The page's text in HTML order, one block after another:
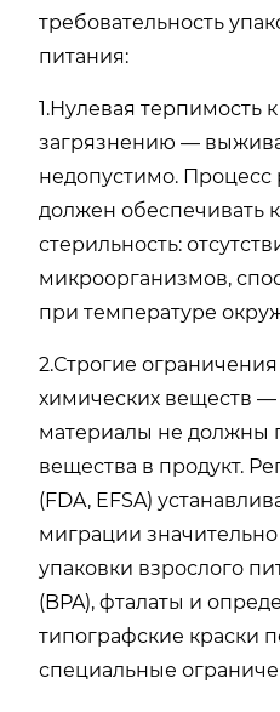
требовательность
питания:
1.Нулевая терпимость
загрязнению —
недопустимо. Процесс
должен обеспечивать
стерильность:
микроорганизмов,
при температуре
2.Строгие
химических веществ
материалы не должны
вещества в продукт.
(FDA, EFSA)
миграции
упаковки взрослого
(BPA), фталаты и
типографские краски
специальные